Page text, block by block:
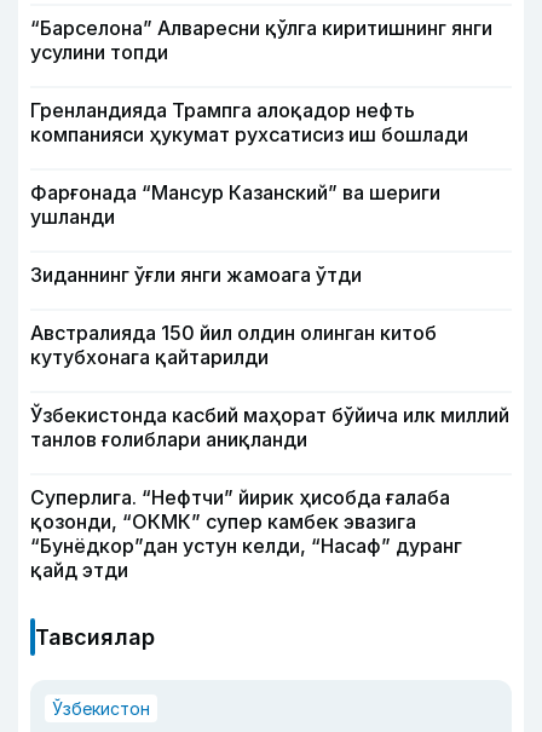
“Барселона” Алваресни қўлга киритишнинг янги
усулини топди
Гренландияда Трампга алоқадор нефть
компанияси ҳукумат рухсатисиз иш бошлади
Фарғонада “Мансур Казанский” ва шериги
ушланди
Зиданнинг ўғли янги жамоага ўтди
Австралияда 150 йил олдин олинган китоб
кутубхонага қайтарилди
Ўзбекистонда касбий маҳорат бўйича илк миллий
танлов ғолиблари аниқланди
Суперлига. “Нефтчи” йирик ҳисобда ғалаба
қозонди, “ОКМК” супер камбек эвазига
“Бунёдкор”дан устун келди, “Насаф” дуранг
қайд этди
Тавсиялар
Ўзбекистон